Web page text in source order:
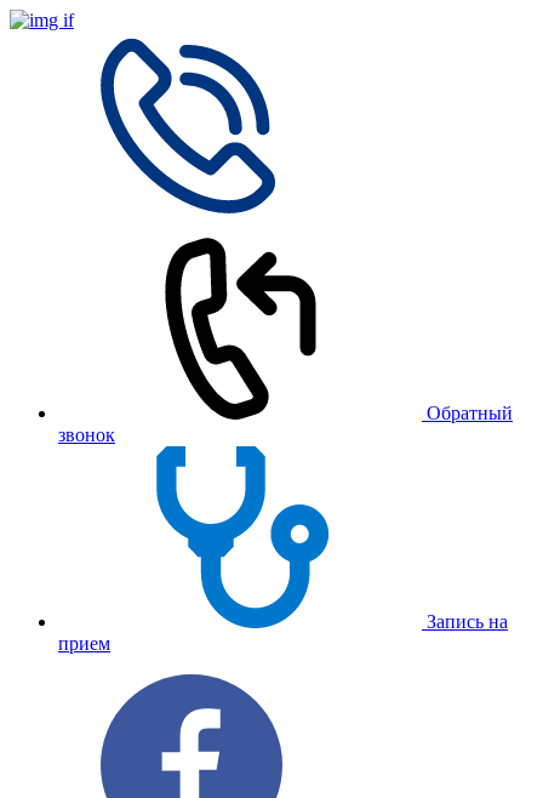
Обратный
звонок
Запись на
прием